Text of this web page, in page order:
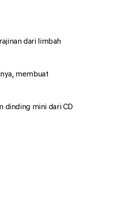
dari limbah
membuat
dinding mini dari CD